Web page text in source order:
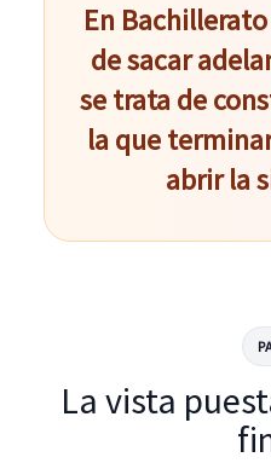
En
de sacar
se trata de
la que
abrir la
La vista